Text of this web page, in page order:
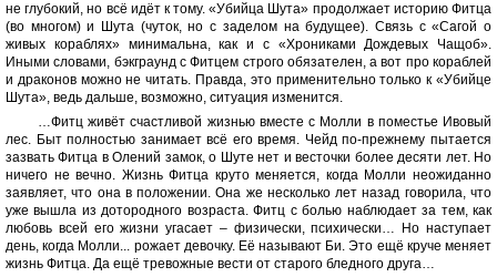
не глубокий, но всё идёт к тому. «Убийца Шута» продолжает историю Фитца
(во многом) и Шута (чуток, но с заделом на будущее). Связь с «Сагой о
живых кораблях» минимальна, как и с «Хрониками Дождевых Чащоб».
Иными словами, бэкграунд с Фитцем строго обязателен, а вот про кораблей
и драконов можно не читать. Правда, это применительно только к «Убийце
Шута», ведь дальше, возможно, ситуация изменится.
…Фитц живёт счастливой жизнью вместе с Молли в поместье Ивовый
лес. Быт полностью занимает всё его время. Чейд по-прежнему пытается
зазвать Фитца в Олений замок, о Шуте нет и весточки более десяти лет. Но
ничего не вечно. Жизнь Фитца круто меняется, когда Молли неожиданно
заявляет, что она в положении. Она же несколько лет назад говорила, что
уже вышла из дотородного возраста. Фитц с болью наблюдает за тем, как
любовь всей его жизни угасает – физически, психически… Но наступает
день, когда Молли... рожает девочку. Её называют Би. Это ещё круче меняет
жизнь Фитца. Да ещё тревожные вести от старого бледного друга…